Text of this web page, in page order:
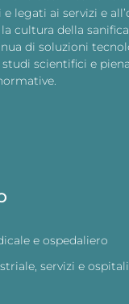
legati ai servizi e
cultura della
di soluzioni
scientifici e
e ospedaliero
servizi e